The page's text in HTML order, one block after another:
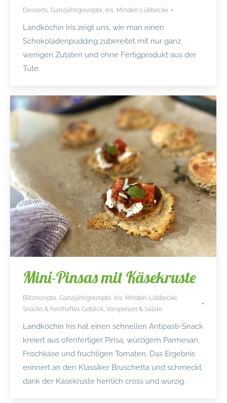
Desserts Ganzjährigrezepte Iris Minden-Lübbecke
Landköchin Iris zeigt uns, wie man einen
Schokoladenpudding zubereitet mit nur ganz
wenigen Zutaten und ohne Fertigprodukt aus der
Tüte.
Mini-Pinsas mit Käsekruste
Blitzrezepte Ganzjährigrezepte Iris Minden-Lübbecke
Snacks & herzhaftes Gebäck Vorspeisen & Salate
Landköchin Iris hat einen schnellen Antipasti-Snack
kreiert aus ofenfertiger Pinsa, würzigem Parmesan,
Frischkäse und fruchtigen Tomaten. Das Ergebnis
erinnert an den Klassiker Bruschetta und schmeckt
dank der Käsekruste herrlich cross und würzig.